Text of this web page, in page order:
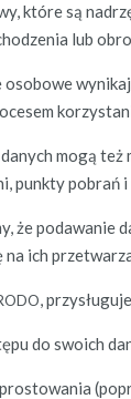
które są
lub
osobowe
mogą
punk­ty pobrań i
że podawanie
na ich
,
do swoich